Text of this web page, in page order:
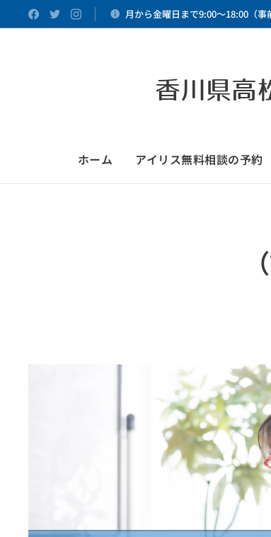
月から金曜日まで9:00～18:00（事
香川県高
ホーム アイリス無料相談の予約